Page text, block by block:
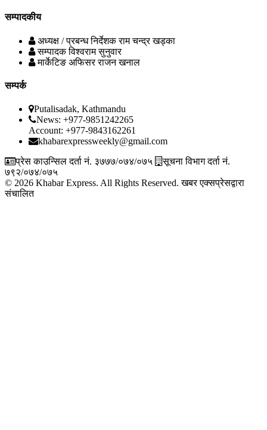
सम्पादकीय
अध्यक्ष / प्रबन्ध निर्देशक राम चन्द्र खड्का
सम्पादक विश्वराम सुनुवार
मार्केटिङ अफिसर राजन खनाल
सम्पर्क
Putalisadak, Kathmandu
News: +977-9851242265
Account: +977-9843162261
khabarexpressweekly@gmail.com
प्रेस काउन्सिल दर्ता नं. ३७७७/०७४/०७५
सूचना विभाग दर्ता नं.
७९२/०७४/०७५
© 2026 Khabar Express. All Rights Reserved. खबर एक्सप्रेसद्वारा
संचालित